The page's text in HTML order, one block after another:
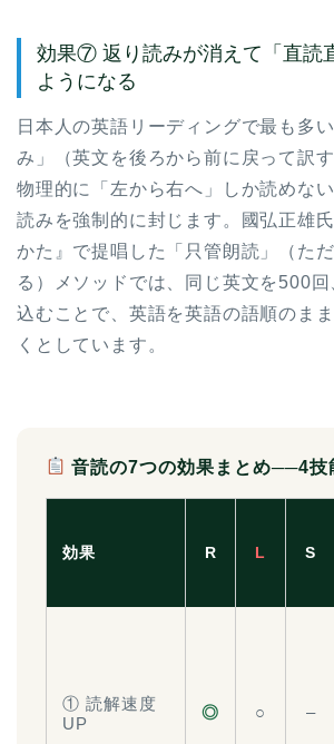
効果⑦ 返り読みが消えて「直読
ようになる
日本人の英語リーディングで最も多
み」（英文を後ろから前に戻って訳
物理的に「左から右へ」しか読めな
読みを強制的に封じます。國弘正雄
かた』で提唱した「只管朗読」（た
る）メソッドでは、同じ英文を500
込むことで、英語を英語の語順のま
くとしています。
音読の7つの効果まとめ──4技
効果 R L S
① 読解速度
UP
◎ ○ –